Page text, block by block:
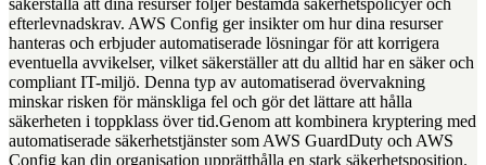
efterlevnadskrav. AWS Config ger insikter om hur dina resurser
hanteras och erbjuder automatiserade lösningar för att korrigera
eventuella avvikelser, vilket säkerställer att du alltid har en säker och
compliant IT-miljö. Denna typ av automatiserad övervakning
minskar risken för mänskliga fel och gör det lättare att hålla
säkerheten i toppklass över tid.Genom att kombinera kryptering med
automatiserade säkerhetstjänster som AWS GuardDuty och AWS
Config kan din organisation upprätthålla en stark säkerhetsposition.